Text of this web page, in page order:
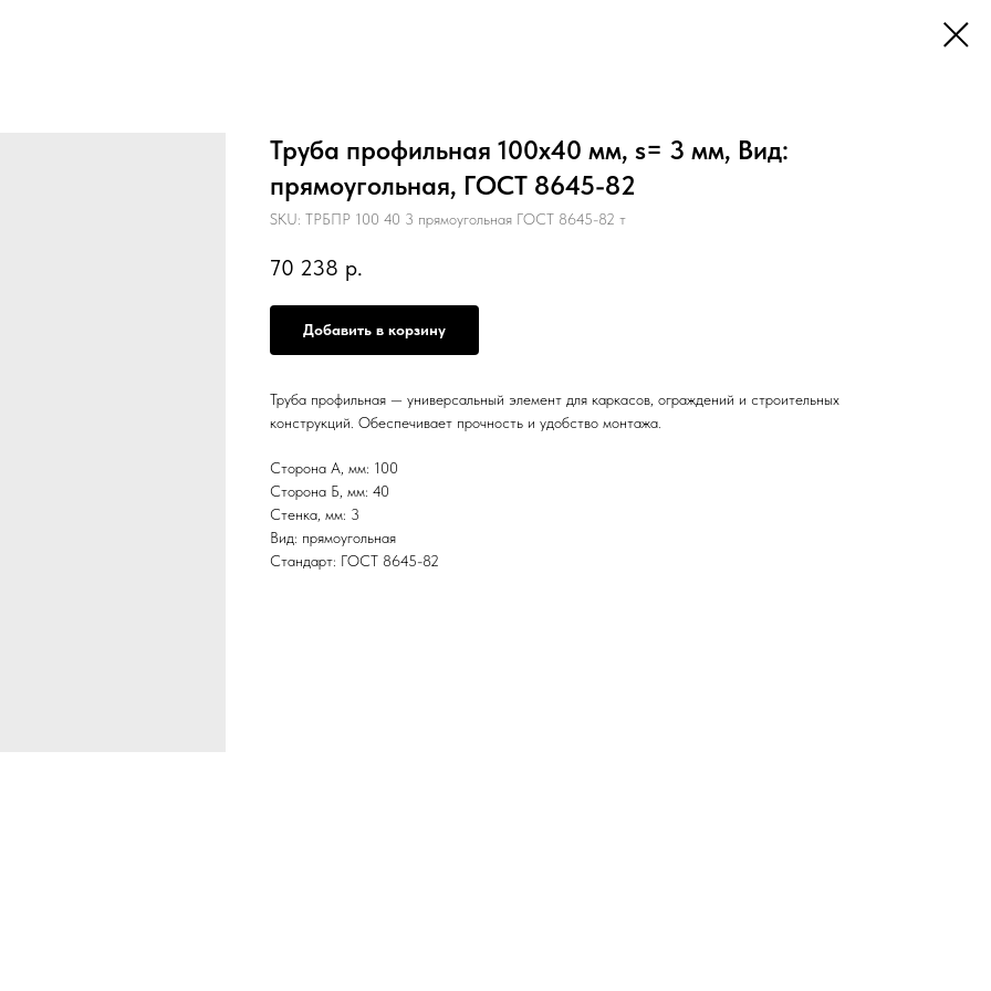
Труба профильная 100х40 мм, s= 3 мм, Вид:
прямоугольная, ГОСТ 8645-82
SKU: ТРБПР 100 40 3 прямоугольная ГОСТ 8645-82 т
70 238 р.
Добавить в корзину
Труба профильная — универсальный элемент для каркасов, ограждений и строительных
конструкций. Обеспечивает прочность и удобство монтажа.
Сторона А, мм: 100
Сторона Б, мм: 40
Стенка, мм: 3
Вид: прямоугольная
Стандарт: ГОСТ 8645-82